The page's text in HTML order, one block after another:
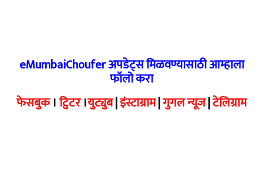
eMumbaiChoufer अपडेट्स मिळवण्यासाठी आम्हाला
फॉलो करा
फेसबुक।ट्विटर।युट्युब|इंस्टाग्राम|गुगल न्यूज|टेलिग्राम